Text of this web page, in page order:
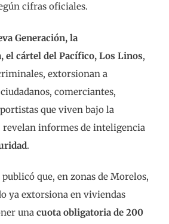
cifras oficiales.
Generación, la
el cártel del Pacífico, Los Linos,
extorsionan a
comerciantes,
que viven bajo la
revelan informes de inteligencia
.
publicó que, en zonas de Morelos,
ya extorsiona en viviendas
una cuota obligatoria de 200